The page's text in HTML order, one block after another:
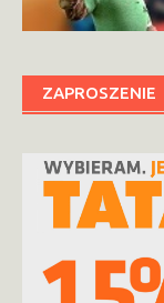
ZAPROSZENIE